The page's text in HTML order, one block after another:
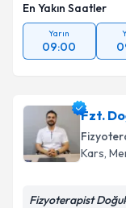
En Yakın Saatler
Yarın
09:00
Fzt.
Kars,
Fizyoterapist